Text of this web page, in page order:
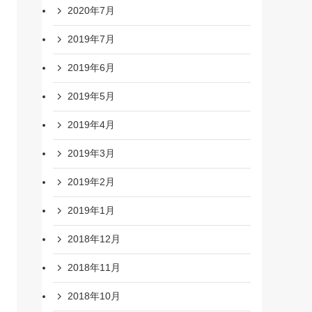
2020年7月
2019年7月
2019年6月
2019年5月
2019年4月
2019年3月
2019年2月
2019年1月
2018年12月
2018年11月
2018年10月